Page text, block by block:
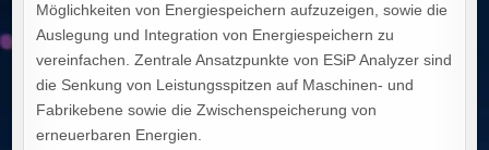
Möglichkeiten von Energiespeichern aufzuzeigen, sowie die
Auslegung und Integration von Energiespeichern zu
vereinfachen. Zentrale Ansatzpunkte von ESiP Analyzer sind
die Senkung von Leistungsspitzen auf Maschinen- und
Fabrikebene sowie die Zwischenspeicherung von
erneuerbaren Energien.